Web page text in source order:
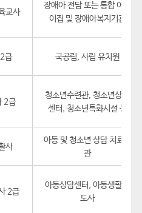
교사
장애아 전담 또는 통합 어린
이집 및 장애아복지기관
급 국공립, 사립 유치원
2급
청소년수련관, 청소년상담
센터, 청소년특화시설 등
사
아동 및 청소년 상담 치료기
관
2급
아동상담센터, 아동생활지
도사